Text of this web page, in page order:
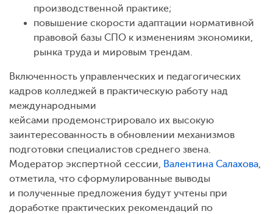
производственной практике;
повышение скорости адаптации нормативной
правовой базы СПО к изменениям экономики,
рынка труда и мировым трендам.
Включенность управленческих и педагогических
кадров колледжей в практическую работу над
международными
кейсами продемонстрировало их высокую
заинтересованность в обновлении механизмов
подготовки специалистов среднего звена.
Модератор экспертной сессии, Валентина Салахова,
отметила, что сформулированные выводы
и полученные предложения будут учтены при
доработке практических рекомендаций по